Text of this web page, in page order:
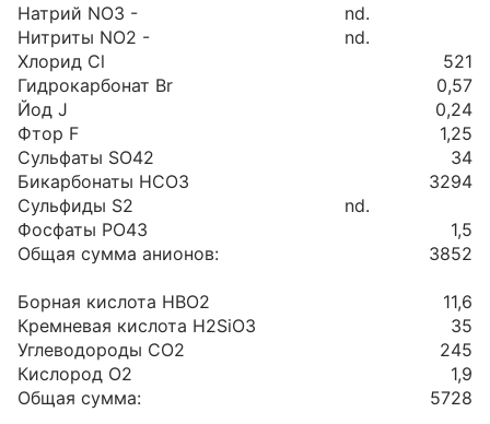
Натрий NO3 -
nd.
Нитриты NO2 -
nd.
Хлорид Cl
521
Гидрокарбонат Br
0,57
Йод J
0,24
Фтор F
1,25
Сульфаты SO42
34
Бикарбонаты HCO3
3294
Сульфиды S2
nd.
Фосфаты PO43
1,5
Общая сумма анионов:
3852
Борная кислота HBO2
11,6
Кремневая кислота H2SiO3
35
Углеводороды CO2
245
Кислород O2
1,9
Общая сумма:
5728